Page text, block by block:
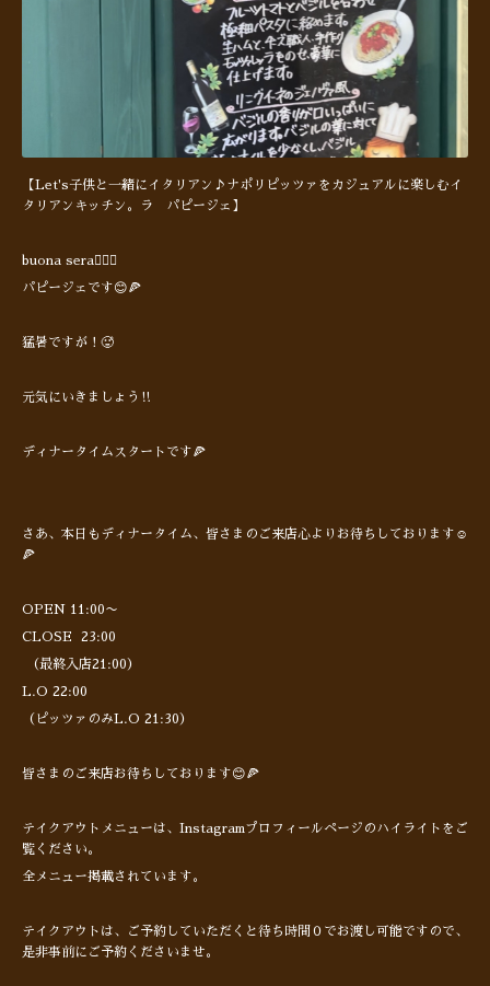
【Let's子供と一緒にイタリアン♪ナポリピッツァをカジュアルに楽しむイ
タリアンキッチン。ラ パピージェ】
buona sera🙋🏻‍♂️
パピージェです😊🍕
猛暑ですが！🥵
元気にいきましょう‼︎
ディナータイムスタートです🍕
さあ、本日もディナータイム、皆さまのご来店心よりお待ちしております☺️
🍕
OPEN 11:00〜
CLOSE 23:00
（最終入店21:00）
L.O 22:00
（ピッツァのみL.O 21:30）
皆さまのご来店お待ちしております😊🍕
テイクアウトメニューは、Instagramプロフィールページのハイライトをご
覧ください。
全メニュー掲載されています。
テイクアウトは、ご予約していただくと待ち時間０でお渡し可能ですので、
是非事前にご予約くださいませ。